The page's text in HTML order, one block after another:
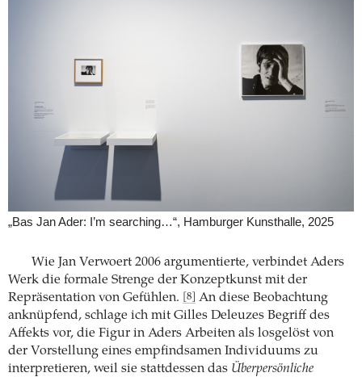
„Bas Jan Ader: I’m searching…“, Hamburger Kunsthalle, 2025
Wie Jan Verwoert 2006 argumentierte, verbindet Aders
Werk die formale Strenge der Konzeptkunst mit der
Repräsentation von Gefühlen.
[8]
An diese Beobachtung
anknüpfend, schlage ich mit Gilles Deleuzes Begriff des
Affekts vor, die Figur in Aders Arbeiten als losgelöst von
der Vorstellung eines empfindsamen Individuums zu
interpretieren, weil sie stattdessen das Überpersönliche